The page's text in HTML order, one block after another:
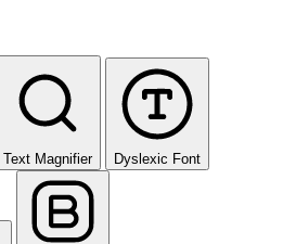
Text Magnifier Dyslexic Font